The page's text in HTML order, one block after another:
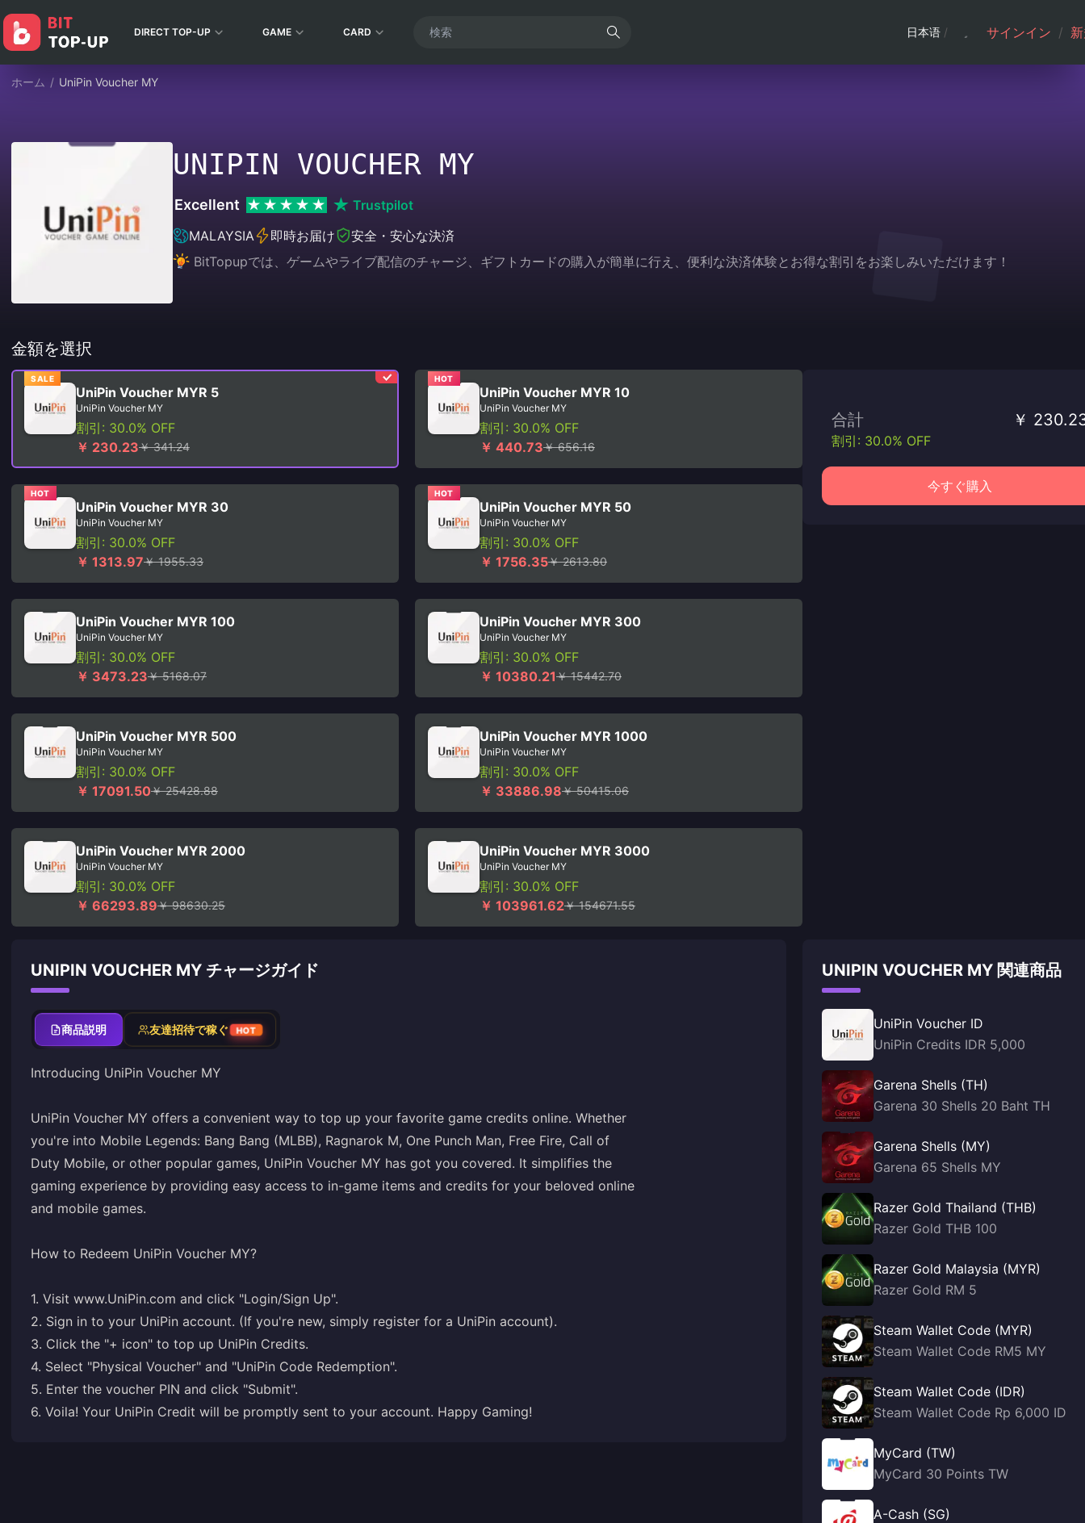
DIRECT TOP-UP GAME CARD 日本语 / サインイン /
ホーム / UniPin Voucher MY
UNIPIN VOUCHER MY
Excellent
Trustpilot
MALAYSIA
即時お届け
安全・安心な決済
BitTopupでは、ゲームやライブ配信のチャージ、ギフトカードの購入が簡単に行え、便利な決済体験とお得な割引をお楽しみいただけます！
金額を選択
SALE
UniPin Voucher MYR 5
UniPin Voucher MY
割引: 30.0% OFF
￥ 230.23￥ 341.24
HOT
UniPin Voucher MYR 10
UniPin Voucher MY
割引: 30.0% OFF
￥ 440.73￥ 656.16
HOT
UniPin Voucher MYR 30
UniPin Voucher MY
割引: 30.0% OFF
￥ 1313.97￥ 1955.33
HOT
UniPin Voucher MYR 50
UniPin Voucher MY
割引: 30.0% OFF
￥ 1756.35￥ 2613.80
UniPin Voucher MYR 100
UniPin Voucher MY
割引: 30.0% OFF
￥ 3473.23￥ 5168.07
UniPin Voucher MYR 300
UniPin Voucher MY
割引: 30.0% OFF
￥ 10380.21￥ 15442.70
UniPin Voucher MYR 500
UniPin Voucher MY
割引: 30.0% OFF
￥ 17091.50￥ 25428.88
UniPin Voucher MYR 1000
UniPin Voucher MY
割引: 30.0% OFF
￥ 33886.98￥ 50415.06
UniPin Voucher MYR 2000
UniPin Voucher MY
割引: 30.0% OFF
￥ 66293.89￥ 98630.25
UniPin Voucher MYR 3000
UniPin Voucher MY
割引: 30.0% OFF
￥ 103961.62￥ 154671.55
合計 ￥
割引: 30.0% OFF
今すぐ購入
UNIPIN VOUCHER MY チャージガイド
商品説明 友達招待で稼ぐ HOT
Introducing UniPin Voucher MY
UniPin Voucher MY offers a convenient way to top up your favorite game credits online. Whether
you're into Mobile Legends: Bang Bang (MLBB), Ragnarok M, One Punch Man, Free Fire, Call of
Duty Mobile, or other popular games, UniPin Voucher MY has got you covered. It simplifies the
gaming experience by providing easy access to in-game items and credits for your beloved online
and mobile games.
How to Redeem UniPin Voucher MY?
1. Visit www.UniPin.com and click "Login/Sign Up".
2. Sign in to your UniPin account. (If you're new, simply register for a UniPin account).
3. Click the "+ icon" to top up UniPin Credits.
4. Select "Physical Voucher" and "UniPin Code Redemption".
5. Enter the voucher PIN and click "Submit".
UNIPIN VOUCHER MY 関連商品
UniPin Voucher ID
UniPin Credits IDR 5,000
Garena Shells (TH)
Garena 30 Shells 20 Baht TH
Garena Shells (MY)
Garena 65 Shells MY
Razer Gold Thailand (THB)
Razer Gold THB 100
Razer Gold Malaysia (MYR)
Razer Gold RM 5
Steam Wallet Code (MYR)
Steam Wallet Code RM5 MY
Steam Wallet Code (IDR)
Steam Wallet Code Rp 6,000 ID
MyCard (TW)
MyCard 30 Points TW
A-Cash (SG)